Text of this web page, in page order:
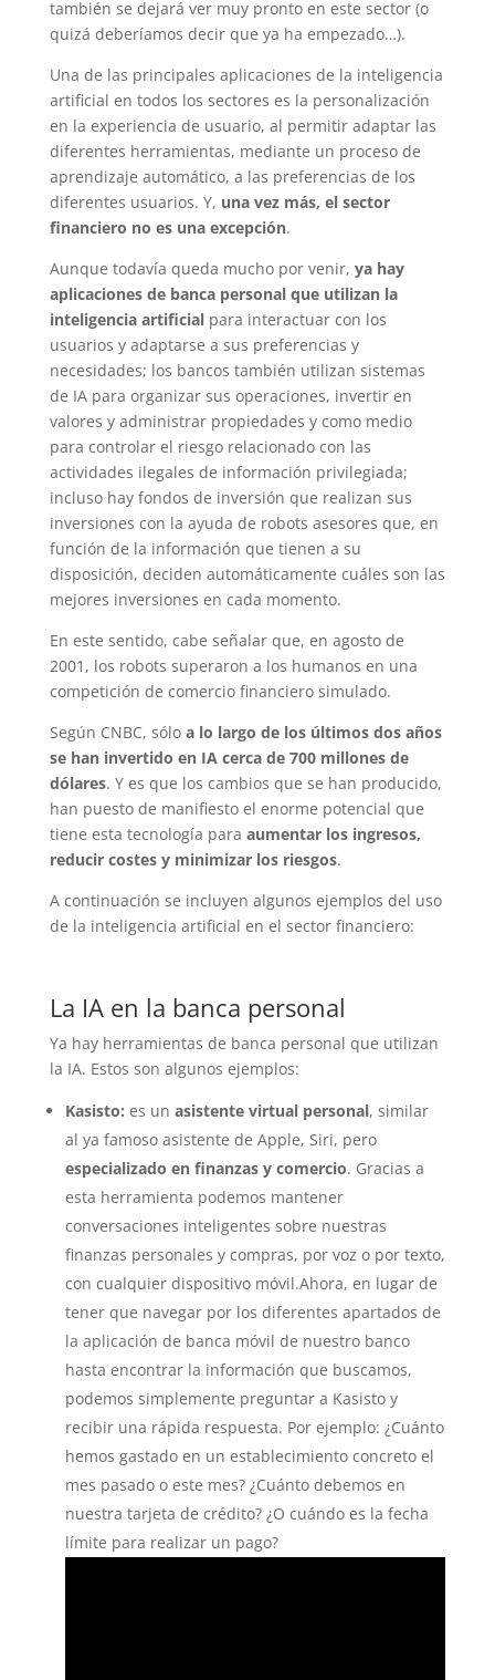
también se dejará ver muy pronto en este sector (o
quizá deberíamos decir que ya ha empezado…).
Una de las principales aplicaciones de la inteligencia
artificial en todos los sectores es la personalización
en la experiencia de usuario, al permitir adaptar las
diferentes herramientas, mediante un proceso de
aprendizaje automático, a las preferencias de los
diferentes usuarios. Y, una vez más, el sector
financiero no es una excepción.
Aunque todavía queda mucho por venir, ya hay
aplicaciones de banca personal que utilizan la
inteligencia artificialpara interactuar con los
usuarios y adaptarse a sus preferencias y
necesidades; los bancos también utilizan sistemas
de IA para organizar sus operaciones, invertir en
valores y administrar propiedades y como medio
para controlar el riesgo relacionado con las
actividades ilegales de información privilegiada;
incluso hay fondos de inversión que realizan sus
inversiones con la ayuda de robots asesores que, en
función de la información que tienen a su
disposición, deciden automáticamente cuáles son las
mejores inversiones en cada momento.
En este sentido, cabe señalar que, en agosto de
2001, los robots superaron a los humanos en una
competición de comercio financiero simulado.
Según CNBC, sólo a lo largo de los últimos dos años
se han invertido en IA cerca de 700 millones de
dólares. Y es que los cambios que se han producido,
han puesto de manifiesto el enorme potencial que
tiene esta tecnología para aumentar los ingresos,
reducir costes y minimizar los riesgos.
A continuación se incluyen algunos ejemplos del uso
de la inteligencia artificial en el sector financiero:
La IA en la banca personal
Ya hay herramientas de banca personal que utilizan
la IA. Estos son algunos ejemplos:
Kasisto: es un asistente virtual personal, similar
al ya famoso asistente de Apple, Siri, pero
especializado en finanzas y comercio. Gracias a
esta herramienta podemos mantener
conversaciones inteligentes sobre nuestras
finanzas personales y compras, por voz o por texto,
con cualquier dispositivo móvil.Ahora, en lugar de
tener que navegar por los diferentes apartados de
la aplicación de banca móvil de nuestro banco
hasta encontrar la información que buscamos,
podemos simplemente preguntar a Kasisto y
recibir una rápida respuesta. Por ejemplo: ¿Cuánto
hemos gastado en un establecimiento concreto el
mes pasado o este mes? ¿Cuánto debemos en
nuestra tarjeta de crédito? ¿O cuándo es la fecha
límite para realizar un pago?